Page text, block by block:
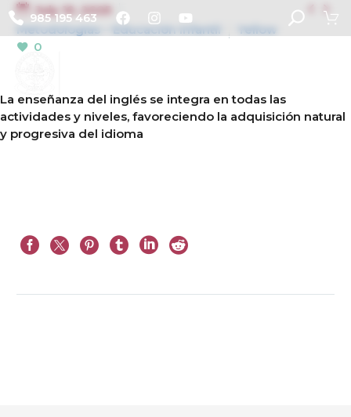
985 195 463  
July 10, 2025
Metodologías – Educación Infantil
Yellow
0
La enseñanza del inglés se integra en todas las
actividades y niveles, favoreciendo la adquisición natural
y progresiva del idioma